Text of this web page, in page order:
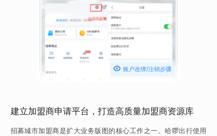
 账户改绑/注销步骤
建立加盟商申请平台，打造高质量加盟商资源库
招募城市加盟商是扩大业务版图的核心工作之一。哈啰出行使用